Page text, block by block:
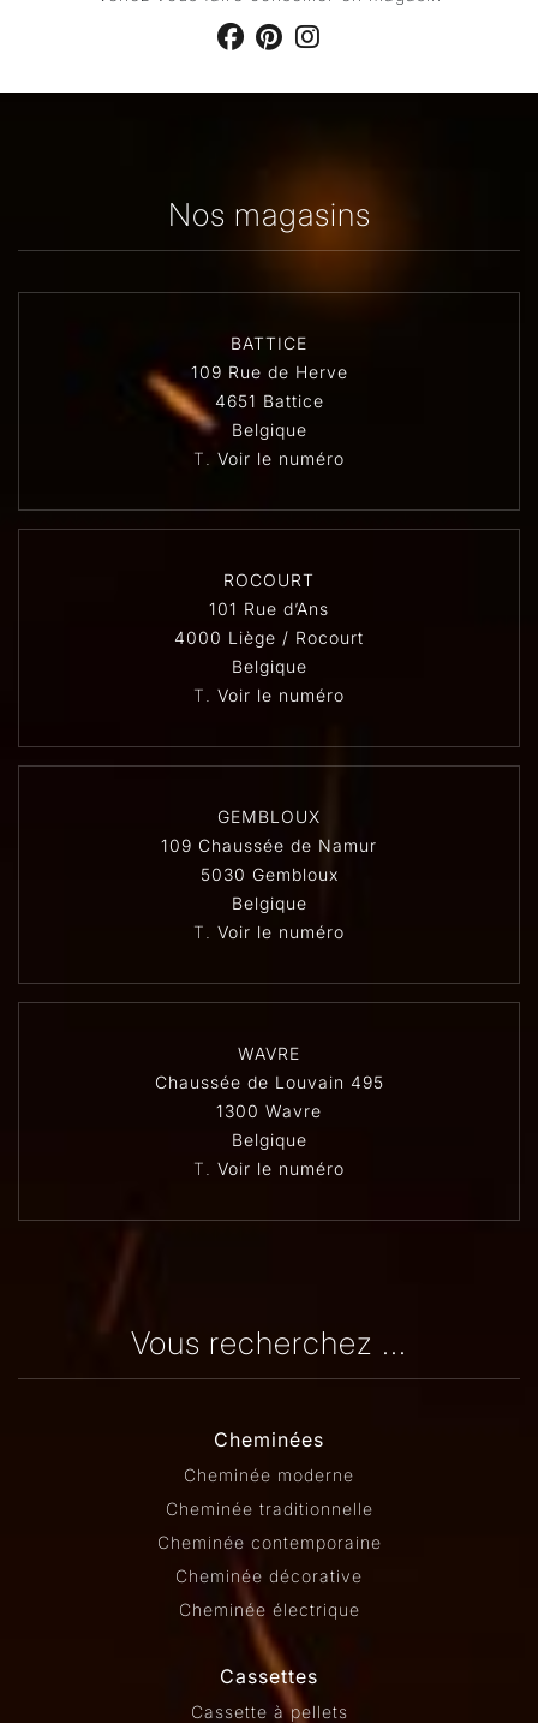
Nos magasins
BATTICE
109 Rue de Herve
4651 Battice
Belgique
T. Voir le numéro
ROCOURT
101 Rue d’Ans
4000 Liège / Rocourt
Belgique
T. Voir le numéro
GEMBLOUX
109 Chaussée de Namur
5030 Gembloux
Belgique
T. Voir le numéro
WAVRE
Chaussée de Louvain 495
1300 Wavre
Belgique
T. Voir le numéro
Vous recherchez ...
Cheminées
Cheminée moderne
Cheminée traditionnelle
Cheminée contemporaine
Cheminée décorative
Cheminée électrique
Cassettes
Cassette à pellets